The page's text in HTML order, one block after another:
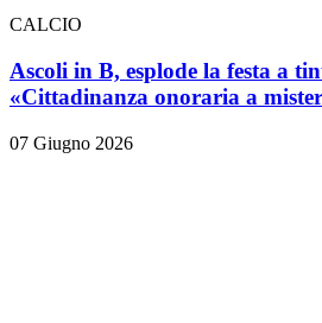
CALCIO
Ascoli in B, esplode la festa a
«Cittadinanza onoraria a
07 Giugno 2026